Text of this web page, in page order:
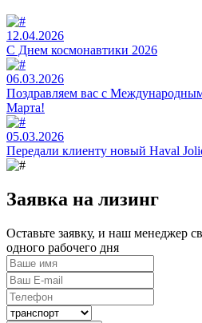
12.04.2026
C Днем космонавтики 2026
06.03.2026
Поздравляем вас с
Марта!
05.03.2026
Передали клиенту новый Haval
Заявка на лизинг
Оставьте заявку, и наш менеджер
одного рабочего дня